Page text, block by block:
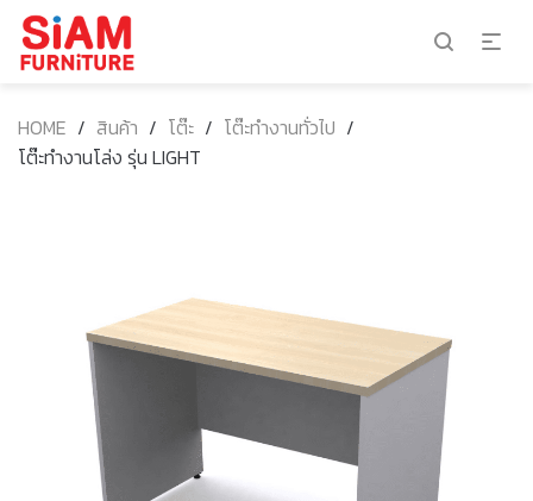
HOME / สินค้า / โต๊ะ / โต๊ะทำงานทั่วไป /
โต๊ะทำงานโล่ง รุ่น LIGHT